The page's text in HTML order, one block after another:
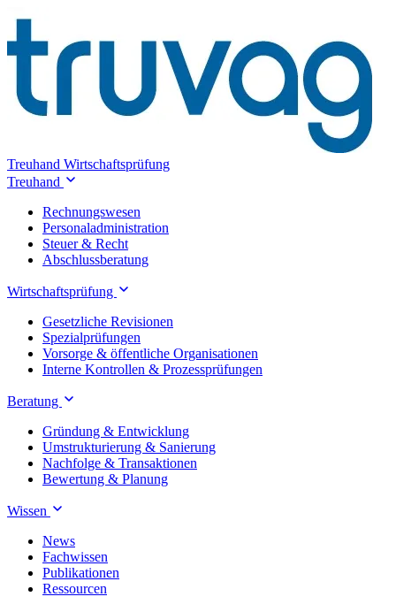
Treuhand Wirtschaftsprüfung
Treuhand
Rechnungswesen
Personaladministration
Steuer & Recht
Abschlussberatung
Wirtschaftsprüfung
Gesetzliche Revisionen
Spezialprüfungen
Vorsorge & öffentliche Organisationen
Interne Kontrollen & Prozessprüfungen
Beratung
Gründung & Entwicklung
Umstrukturierung & Sanierung
Nachfolge & Transaktionen
Bewertung & Planung
Wissen
News
Fachwissen
Publikationen
Ressourcen